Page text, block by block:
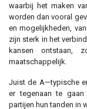
waarbij het maken
worden dan vooral
en mogelijkheden,
zijn sterk in het
kansen ontstaan,
maatschappelijk.
Juist de A—typische
er tegenaan te
partijen hun tanden in